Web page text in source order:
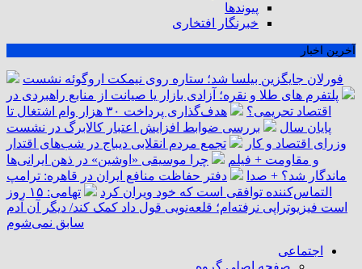
پیوندها
خبرنگار افتخاری
آخرین اخبار
فورلان جایگزین بیلسا شد؛ ستاره روی نیمکت اروگوئه نشست
پلتفرم ‌های طلا و نقره؛ آزادی بازار یا صیانت از منابع راهبردی در
اقتصاد تحریمی؟
هدف‌گذاری پرداخت ۳۰ هزار وام اشتغال تا
پایان سال
بررسی ضوابط افزایش اعتبار کالابرگ در نشست
وزرای اقتصاد و کار
تجمع مردم انقلابی دیباج در شب‌های اقتدار
و مقاومت + فیلم
چرا موسیقی «اوشین» در ذهن ایرانی‌ها
ماندگار شد؟ + صدا
دفتر حفاظت منافع ایران در قاهره: ترامپ
التماس‌کننده توافقی است که خود ویران کرد
تهامی: ۱۵ روز
است فیزیوتراپی نرفته‌ام؛ قلعه‌نویی قول داد کمک کند/ دیگر آن آدم
سابق نمی‌شوم
اجتماعی
صفحه اصلی گروه